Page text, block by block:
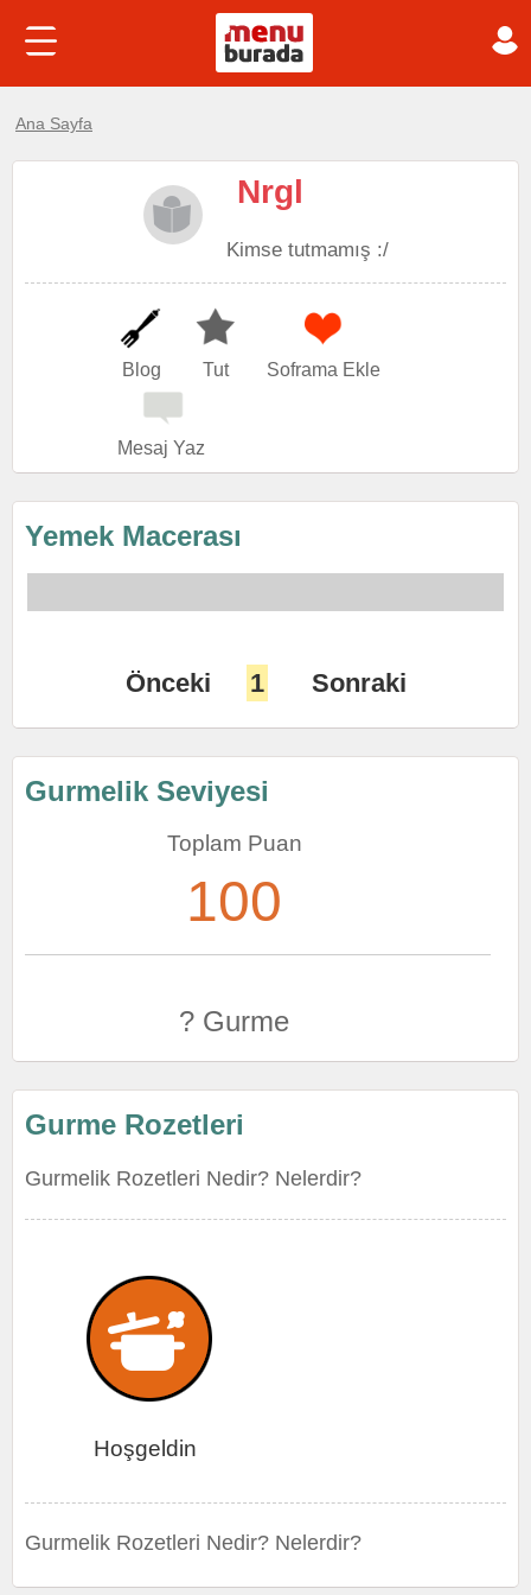
Ana Sayfa
Nrgl
Kimse tutmamış :/
Blog Tut Soframa Ekle
Mesaj Yaz
Yemek Macerası
Önceki 1 Sonraki
Gurmelik Seviyesi
Toplam Puan
100
? Gurme
Gurme Rozetleri
Gurmelik Rozetleri Nedir? Nelerdir?
Hoşgeldin
Gurmelik Rozetleri Nedir? Nelerdir?